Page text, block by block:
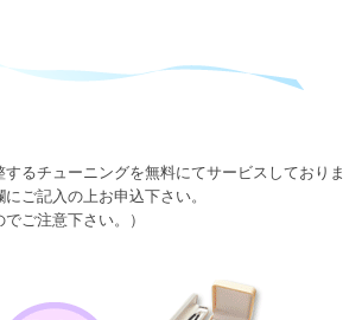
るチューニングを無料にてサービスしておりま
ご記入の上お申込下さい。
ご注意下さい。）